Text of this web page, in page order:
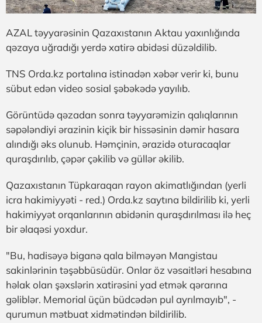
AZAL təyyarəsinin Qazaxıstanın Aktau yaxınlığında
qəzaya uğradığı yerdə xatirə abidəsi düzəldilib.
TNS Orda.kz portalına istinadən xəbər verir ki, bunu
sübut edən video sosial şəbəkədə yayılıb.
Görüntüdə qəzadan sonra təyyarəmizin qalıqlarının
səpələndiyi ərazinin kiçik bir hissəsinin dəmir hasara
alındığı əks olunub. Həmçinin, ərazidə oturacaqlar
quraşdırılıb, çəpər çəkilib və güllər əkilib.
Qazaxıstanın Tüpkaraqan rayon akimatlığından (yerli
icra hakimiyyəti - red.) Orda.kz saytına bildirilib ki, yerli
hakimiyyət orqanlarının abidənin quraşdırılması ilə heç
bir əlaqəsi yoxdur.
"Bu, hadisəyə biganə qala bilməyən Mangistau
sakinlərinin təşəbbüsüdür. Onlar öz vəsaitləri hesabına
həlak olan şəxslərin xatirəsini yad etmək qərarına
gəliblər. Memorial üçün büdcədən pul ayrılmayıb", -
qurumun mətbuat xidmətindən bildirilib.